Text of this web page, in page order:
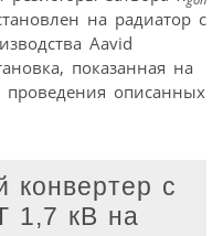
на радиатор с
Aavid
показанная на
проведения описанных
конвертер с
1,7 кВ на